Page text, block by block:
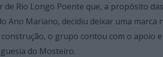
de Rio Longo Poente que, a propósito das
Ano Mariano, decidiu deixar uma marca
o grupo contou com o apoio e
do Mosteiro.